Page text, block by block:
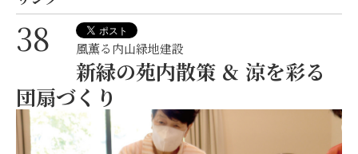
38 風薫る内山緑地建設
新緑の苑内散策 ＆ 涼を彩る
団扇づくり